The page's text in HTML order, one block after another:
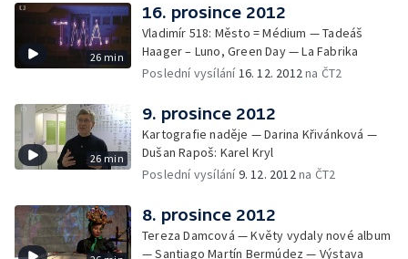
26 min
16. prosince 2012
Vladimír 518: Město = Médium — Tadeáš
Haager – Luno, Green Day — La Fabrika
Poslední vysílání16. 12. 2012na ČT2
26 min
9. prosince 2012
Kartografie naděje — Darina Křivánková —
Dušan Rapoš: Karel Kryl
Poslední vysílání9. 12. 2012na ČT2
8. prosince 2012
Tereza Damcová — Květy vydaly nové album
— Santiago Martín Bermúdez — Výstava